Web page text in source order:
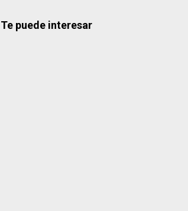
Te puede interesar